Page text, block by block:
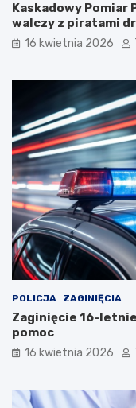
Kaskadowy Pomiar
walczy z piratami
16 kwietnia 2026
POLICJA ZAGINIĘCIA
Zaginięcie 16-
pomoc
16 kwietnia 2026